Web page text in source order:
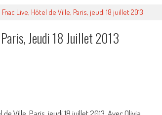
Fnac Live, Hôtel de Ville, Paris, jeudi 18 juillet 2013
Jeudi 18 Juillet 2013